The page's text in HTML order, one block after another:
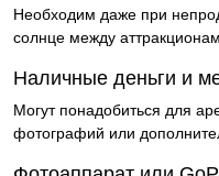
Необходим даже при
солнце между
Наличные деньги и
Могут понадобиться для
фотографий или